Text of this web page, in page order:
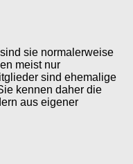
sie normalerweise
meist nur
sind ehemalige
kennen daher die
aus eigener